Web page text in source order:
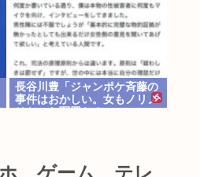
長谷川豊「ジャンポケ斉藤の
事件はおかしい。女もノリノ
、ゲーム、テレ